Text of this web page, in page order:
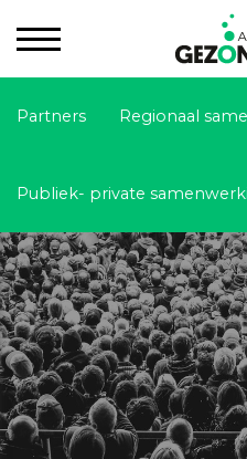
Partners Regionaal
Publiek- private